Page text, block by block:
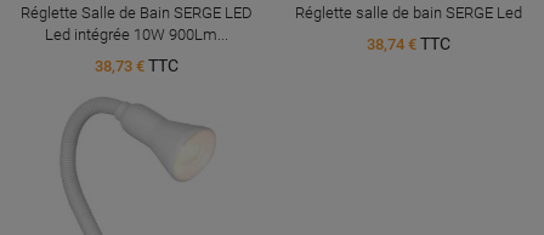
Réglette Salle de Bain SERGE LED
Led intégrée 10W 900Lm...
38,73 € TTC
Réglette salle de bain SERGE Led
38,74 € TTC